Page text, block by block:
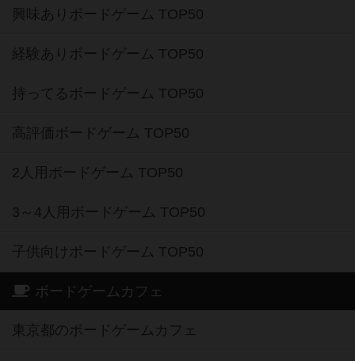
興味ありボードゲーム TOP50
経験ありボードゲーム TOP50
持ってるボードゲーム TOP50
高評価ボードゲーム TOP50
2人用ボードゲーム TOP50
3～4人用ボードゲーム TOP50
子供向けボードゲーム TOP50
ボードゲームカフェ
東京都のボードゲームカフェ